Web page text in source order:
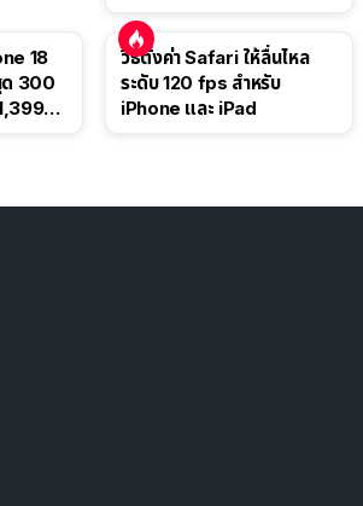
18
ด 300
วิธีตั้งค่า Safari ให้ลื่นไหล
ระดับ 120 fps สำหรับ
iPhone และ iPad